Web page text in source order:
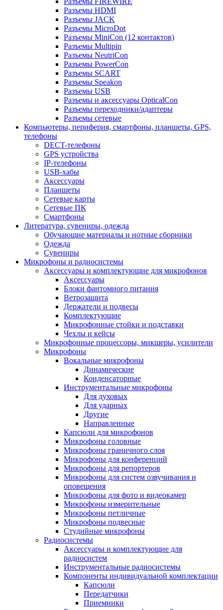
Разъемы HDMI
Разъемы JACK
Разъемы MicroDot
Разъемы MiniCon (12 контактов)
Разъемы Multipin
Разъемы NeutriCon
Разъемы PowerCon
Разъемы SCART
Разъемы Speakon
Разъемы USB
Разъемы и аксессуары OpticalCon
Разъемы переходники/адаптеры
Разъемы сетевые
Компьютеры, периферия, смартфоны, планшеты, GPS,
телефоны
DECT-телефоны
GPS устройства
IP-телефоны
USB-хабы
Аксессуары
Планшеты
Сетевые карты
Сетевые ПК
Смартфоны
Литература, сувениры, одежда
Обучающие материалы и нотные сборники
Одежда
Сувениры
Микрофоны и радиосистемы
Аксессуары и комплектующие для микрофонов
Аксессуары
Блоки фантомного питания
Ветрозащита
Держатели и подвесы
Комплектующие
Микрофонные стойки и подставки
Чехлы и кейсы
Микрофонные процессоры, микшеры, усилители
Микрофоны
Вокальные микрофоны
Динамические
Конденсаторные
Инструментальные микрофоны
Для духовых
Для ударных
Другие
Направленные
Капсюли для микрофонов
Микрофоны головные
Микрофоны граничного слоя
Микрофоны для конференций
Микрофоны для репортеров
Микрофоны для систем озвучивания и
оповещения
Микрофоны для фото и видеокамер
Микрофоны измерительные
Микрофоны петличные
Микрофоны подвесные
Студийные микрофоны
Радиосистемы
Аксессуары и комплектующие для
радиосистем
Инструментальные радиосистемы
Компоненты индивидуальной комплектации
Капсюли
Передатчики
Приемники